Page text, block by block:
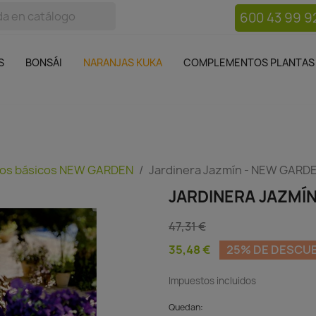
600 43 99
BONSÁI NARANJAS KUKA COMPLEMENTOS PLANTAS
Complementos plantas
básicos NEW GARDEN Jardinera Jazmín - NEW
JARDINERA
47,31 €
35,48 €
25% DE
Impuestos incluidos
Quedan: